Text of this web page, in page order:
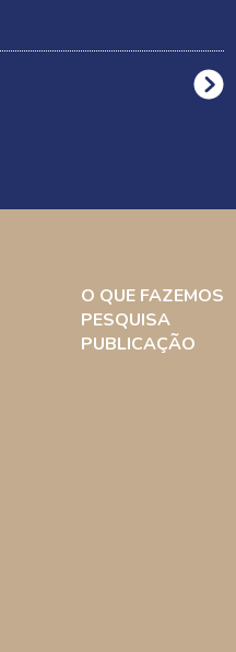
O QUE FAZEMOS
PESQUISA
PUBLICAÇÃO